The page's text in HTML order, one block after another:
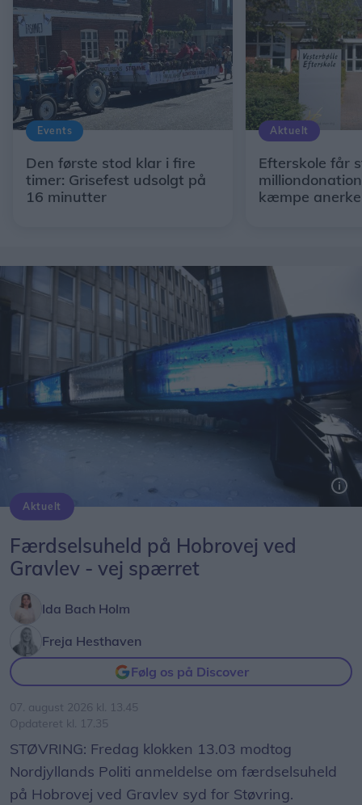
Events
Den første stod klar i fire
timer: Grisefest udsolgt på
16 minutter
Aktuelt
Efterskole får
kæmpe
Aktuelt
Færdselsuheld på Hobrovej ved
Gravlev - vej spærret
Ida Bach Holm
Freja Hesthaven
Følg os på Discover
07. august 2026 kl. 13.45
Opdateret kl. 17.35
STØVRING: Fredag klokken 13.03 modtog
Nordjyllands Politi anmeldelse om færdselsuheld
på Hobrovej ved Gravlev syd for Støvring.